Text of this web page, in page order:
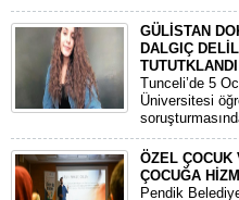
GÜLİSTAN
DALGIÇ
TUTUTKLANDI
​Tunceli’de 5
Üniversitesi
ÖZEL ÇOCUK
ÇOCUĞA
Pendik